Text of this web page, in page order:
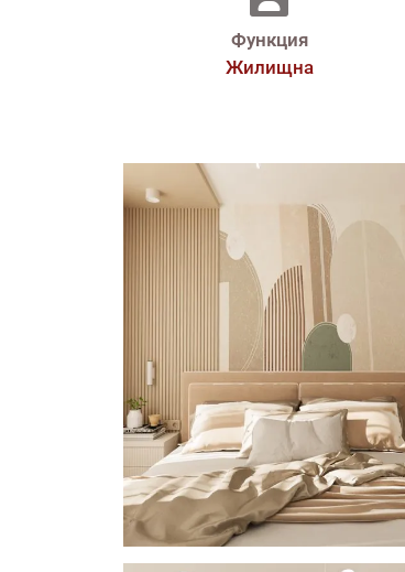
Функция
Жилищна